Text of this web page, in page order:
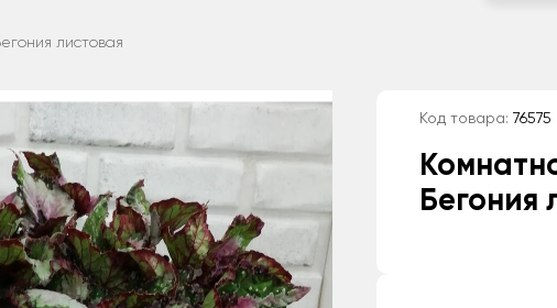
листовая
Код товара: 76575
Бегония